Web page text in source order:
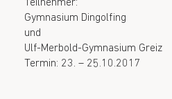
Teilnehmer:
Gymnasium Dingolfing
und
Ulf-Merbold-Gymnasium Greiz
Termin: 23. – 25.10.2017